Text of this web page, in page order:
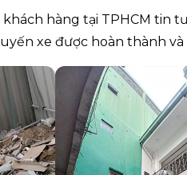
khách hàng tại TPHCM tin
xe được hoàn thành